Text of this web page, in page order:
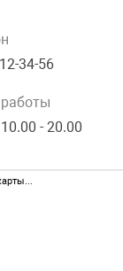
34-56
- 20.00